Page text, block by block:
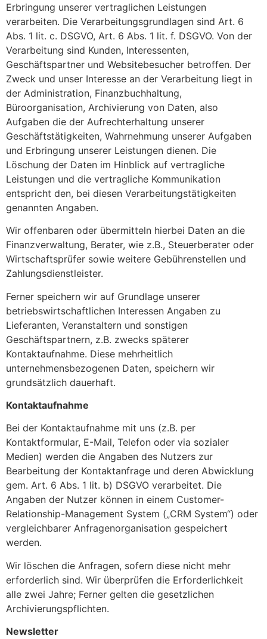
Erbringung unserer vertraglichen Leistungen
verarbeiten. Die Verarbeitungsgrundlagen sind Art. 6
Abs. 1 lit. c. DSGVO, Art. 6 Abs. 1 lit. f. DSGVO. Von der
Verarbeitung sind Kunden, Interessenten,
Geschäftspartner und Websitebesucher betroffen. Der
Zweck und unser Interesse an der Verarbeitung liegt in
der Administration, Finanzbuchhaltung,
Büroorganisation, Archivierung von Daten, also
Aufgaben die der Aufrechterhaltung unserer
Geschäftstätigkeiten, Wahrnehmung unserer Aufgaben
und Erbringung unserer Leistungen dienen. Die
Löschung der Daten im Hinblick auf vertragliche
Leistungen und die vertragliche Kommunikation
entspricht den, bei diesen Verarbeitungstätigkeiten
genannten Angaben.
Wir offenbaren oder übermitteln hierbei Daten an die
Finanzverwaltung, Berater, wie z.B., Steuerberater oder
Wirtschaftsprüfer sowie weitere Gebührenstellen und
Zahlungsdienstleister.
Ferner speichern wir auf Grundlage unserer
betriebswirtschaftlichen Interessen Angaben zu
Lieferanten, Veranstaltern und sonstigen
Geschäftspartnern, z.B. zwecks späterer
Kontaktaufnahme. Diese mehrheitlich
unternehmensbezogenen Daten, speichern wir
grundsätzlich dauerhaft.
Kontaktaufnahme
Bei der Kontaktaufnahme mit uns (z.B. per
Kontaktformular, E-Mail, Telefon oder via sozialer
Medien) werden die Angaben des Nutzers zur
Bearbeitung der Kontaktanfrage und deren Abwicklung
gem. Art. 6 Abs. 1 lit. b) DSGVO verarbeitet. Die
Angaben der Nutzer können in einem Customer-
Relationship-Management System („CRM System“) oder
vergleichbarer Anfragenorganisation gespeichert
werden.
Wir löschen die Anfragen, sofern diese nicht mehr
erforderlich sind. Wir überprüfen die Erforderlichkeit
alle zwei Jahre; Ferner gelten die gesetzlichen
Archivierungspflichten.
Newsletter